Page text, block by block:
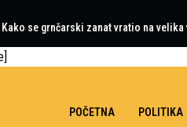
zvezdana noć"
se grnčarski zanat vratio na velika
POČETNA POLITIKA